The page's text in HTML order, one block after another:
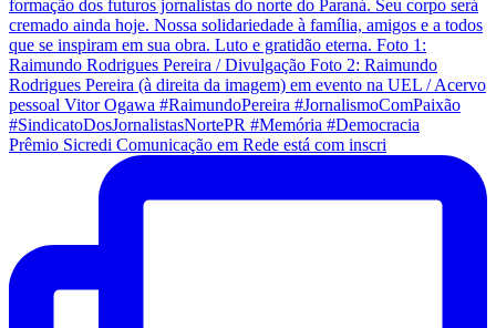
Prêmio Sicredi Comunicação em Rede está com inscri